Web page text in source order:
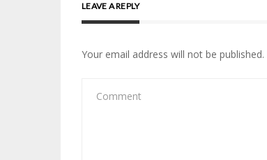
LEAVE A REPLY
Your email address will not be published.